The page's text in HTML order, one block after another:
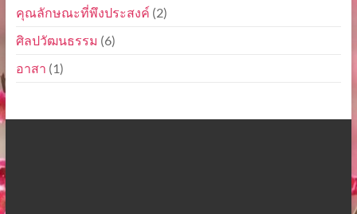
คุณลักษณะที่พึงประสงค์ (2)
ศิลปวัฒนธรรม (6)
อาสา (1)